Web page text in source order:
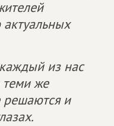
из нас
теми же
и